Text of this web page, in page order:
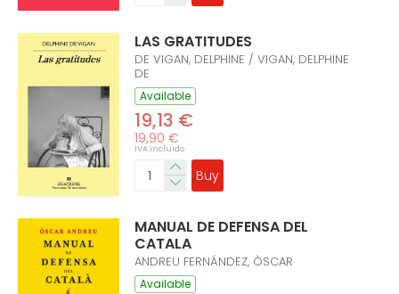
LAS GRATITUDES
DE VIGAN, DELPHINE / VIGAN, DELPHINE
DE
Available
19,13 €
19,90 €
IVA incluido
Buy
MANUAL DE DEFENSA DEL
CATALA
ANDREU FERNÁNDEZ, ÒSCAR
Available